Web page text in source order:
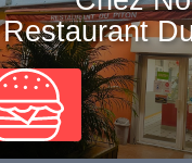
Restaurant